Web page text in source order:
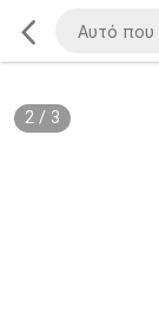
2/ 3